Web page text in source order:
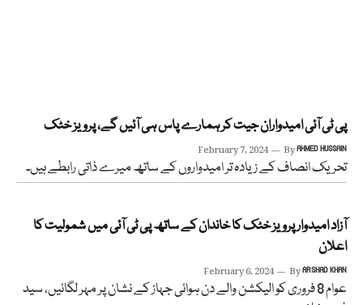
پی ٹی آئی امیدواران جیت کر ہمارے پاس ہی آئیں گے، پرویز خٹک
February 7, 2024 ByAHMED HUSSAIN
تحریک انصاف کے زیادہ تر امیدواروں کے ساتھ میرے ذاتی رابطے ہیں۔
آزاد امیدوار پرویز خٹک کا خاندان کے ساتھ پی ٹی آئی میں شمولیت کا
اعلان
February 6, 2024 ByARSHAD KHAN
عوام 8 فروری کو الیکشن والے دن ہوائی جہاز کے نشان پر مہر لگائیں، سید